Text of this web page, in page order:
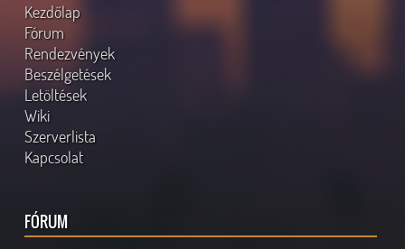
Kezdőlap
Fórum
Rendezvények
Beszélgetések
Letöltések
Wiki
Szerverlista
Kapcsolat
FÓRUM